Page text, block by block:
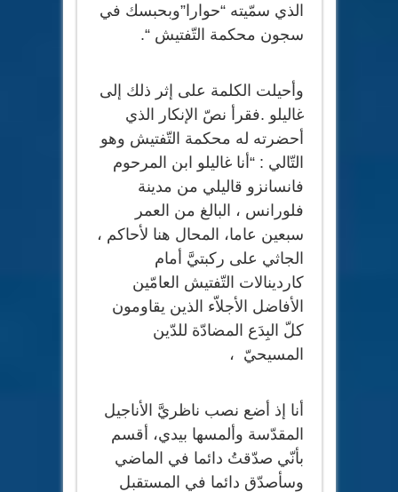
الذي سمّيته “حوارا”وبحبسك في
سجون محكمة التّفتيش “.
وأحيلت الكلمة على إثر ذلك إلى
غاليلو .فقرأ نصّ الإنكار الذي
أحضرته له محكمة التّفتيش وهو
التّالي : “أنا غاليلو ابن المرحوم
فانسانزو قاليلي من مدينة
فلورانس ، البالغ من العمر
سبعين عاما، المحال هنا لأحاكم ،
الجاثي على ركبتيَّ أمام
كاردينالات التّفتيش العامّين
الأفاضل الأجلاّء الذين يقاومون
كلّ البِدَع المضادّة للدّين
المسيحيّ ،
أنا إذ أضع نصب ناظريَّ الأناجيل
المقدّسة وألمسها بيدي، أقسم
بأنّي صدّقتُ دائما في الماضي
وسأصدّق دائما في المستقبل